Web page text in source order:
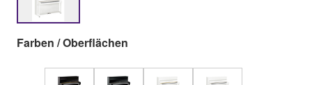
Farben / Oberflächen